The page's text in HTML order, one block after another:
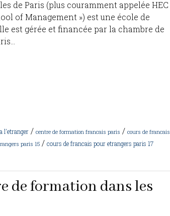
de Paris (plus couramment appelée HEC
of Management ») est une école de
est gérée et financée par la chambre de
l'etranger / centre de formation francais paris / cours de francais
paris 15 / cours de francais pour etrangers paris 17
de formation dans les